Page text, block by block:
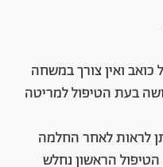
כואב ואין צורך במשחה
בעת הטיפול למריטה
לראות לאחר החלמה
(כעבור 28 ימים). הטיפול הראשון נחלש